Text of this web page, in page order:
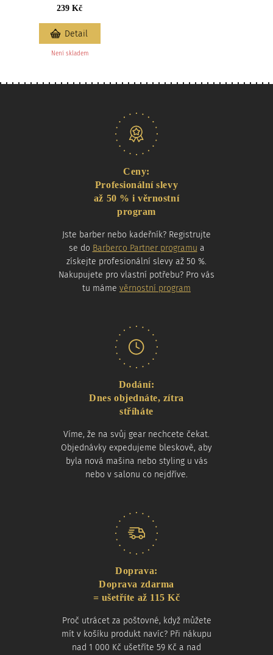
239 Kč
Není skladem
Detail
Ceny:
Profesionální slevy
až 50 % i věrnostní
program
Jste barber nebo kadeřník? Registrujte
se do Barberco Partner programu a
získejte profesionální slevy až 50 %.
Nakupujete pro vlastní potřebu? Pro vás
tu máme věrnostní program
Dodání:
Dnes objednáte, zítra
stříháte
Víme, že na svůj gear nechcete čekat.
Objednávky expedujeme bleskově, aby
byla nová mašina nebo styling u vás
nebo v salonu co nejdříve.
Doprava:
Doprava zdarma
= ušetříte až 115 Kč
Proč utrácet za poštovné, když můžete
mít v košíku produkt navíc? Při nákupu
nad 1 000 Kč ušetříte 59 Kč a nad